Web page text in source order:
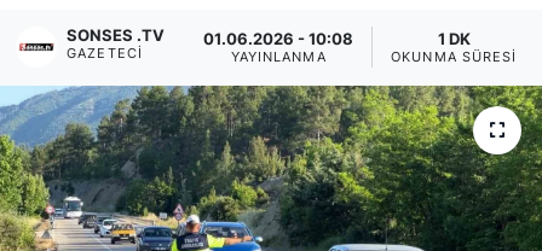
SONSES .TV
GAZETECI
01.06.2026 - 10:08
YAYINLANMA
1 DK
OKUNMA SÜRESI
SAĞLIK
Siyaset
YEREL HABER
Haberde insan
Haber Arşivi